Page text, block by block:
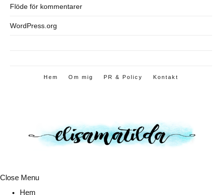
Flöde för kommentarer
WordPress.org
Hem Om mig PR & Policy Kontakt
Close Menu
Hem